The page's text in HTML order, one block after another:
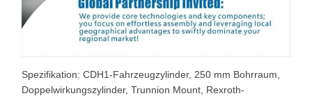
Spezifikation: CDH1-Fahrzeugzylinder, 250 mm Bohrraum,
Doppelwirkungszylinder, Trunnion Mount, Rexroth-